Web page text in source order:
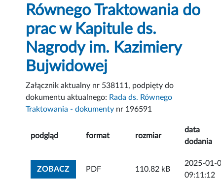
Równego Traktowania do
prac w Kapitule ds.
Nagrody im. Kazimiery
Bujwidowej
Załącznik aktualny nr 538111, podpięty do
dokumentu aktualnego: Rada ds. Równego
Traktowania - dokumenty nr 196591
podgląd format rozmiar
data
dodania
ZOBACZZOBACZ ZAŁĄCZNIK
PDF 110.82 kB
2025-01-
09:11:12